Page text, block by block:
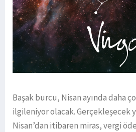
Başak burcu, Nisan ayında daha
ilgileniyor olacak. Gerçekleşecek
Nisan’dan itibaren miras, vergi